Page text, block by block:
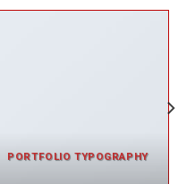
PORTFOLIO TYPOGRAPHY